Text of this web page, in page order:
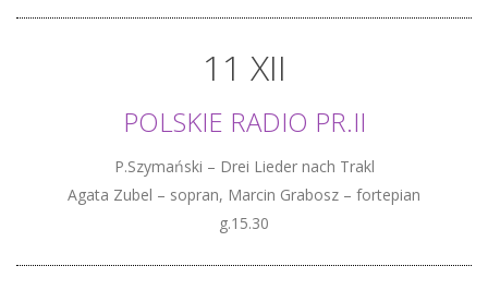
11 XII
POLSKIE RADIO PR.II
P.Szymański – Drei Lieder nach Trakl
Agata Zubel – sopran, Marcin Grabosz – fortepian
g.15.30